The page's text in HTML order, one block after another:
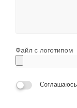
Файл с логотипом